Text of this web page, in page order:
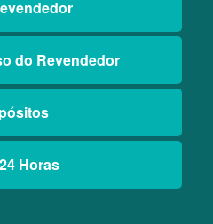
do Revendedor
Horas